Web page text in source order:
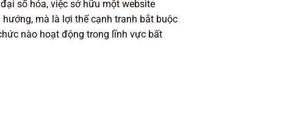
số hóa, việc sở hữu một website
mà là lợi thế cạnh tranh bắt buộc
nào hoạt động trong lĩnh vực bất